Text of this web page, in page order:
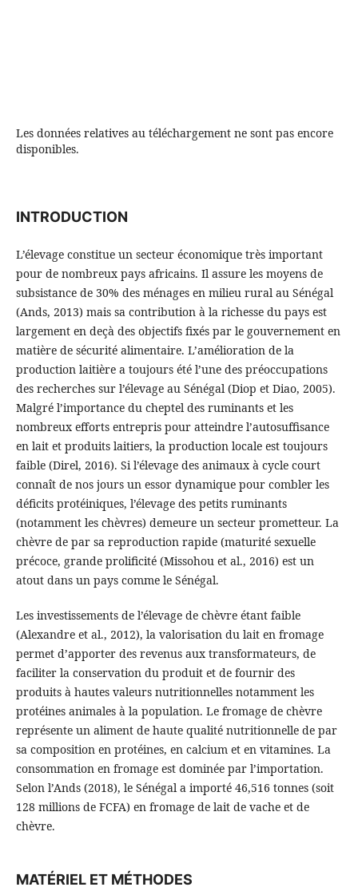
Les données relatives au téléchargement ne sont pas encore
disponibles.
INTRODUCTION
L’élevage constitue un secteur économique très important
pour de nombreux pays africains. Il assure les moyens de
subsistance de 30% des ménages en milieu rural au Sénégal
(Ands, 2013) mais sa contribution à la richesse du pays est
largement en deçà des objectifs fixés par le gouvernement en
matière de sécurité alimentaire. L’amélioration de la
production laitière a toujours été l’une des préoccupations
des recherches sur l’élevage au Sénégal (Diop et Diao, 2005).
Malgré l’importance du cheptel des ruminants et les
nombreux efforts entrepris pour atteindre l’autosuffisance
en lait et produits laitiers, la production locale est toujours
faible (Direl, 2016). Si l’élevage des animaux à cycle court
connaît de nos jours un essor dynamique pour combler les
déficits protéiniques, l’élevage des petits ruminants
(notamment les chèvres) demeure un secteur prometteur. La
chèvre de par sa reproduction rapide (maturité sexuelle
précoce, grande prolificité (Missohou et al., 2016) est un
atout dans un pays comme le Sénégal.
Les investissements de l’élevage de chèvre étant faible
(Alexandre et al., 2012), la valorisation du lait en fromage
permet d’apporter des revenus aux transformateurs, de
faciliter la conservation du produit et de fournir des
produits à hautes valeurs nutritionnelles notamment les
protéines animales à la population. Le fromage de chèvre
représente un aliment de haute qualité nutritionnelle de par
sa composition en protéines, en calcium et en vitamines. La
consommation en fromage est dominée par l’importation.
Selon l’Ands (2018), le Sénégal a importé 46,516 tonnes (soit
128 millions de FCFA) en fromage de lait de vache et de
chèvre.
MATÉRIEL ET MÉTHODES